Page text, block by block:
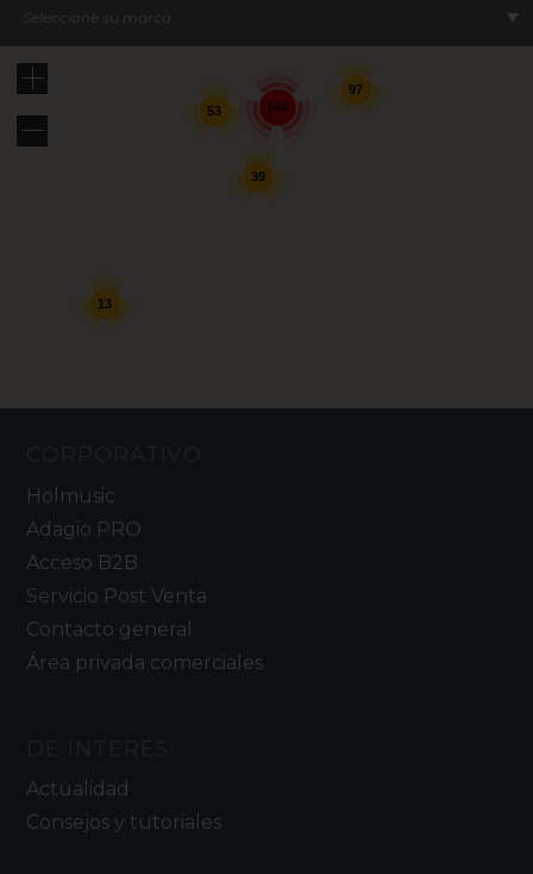
Seleccione su marca
97
144
53
13
39
Holmusic
Adagio PRO
Acceso B2B
Servicio Post Venta
Contacto general
Área privada comerciales
Actualidad
Consejos y tutoriales